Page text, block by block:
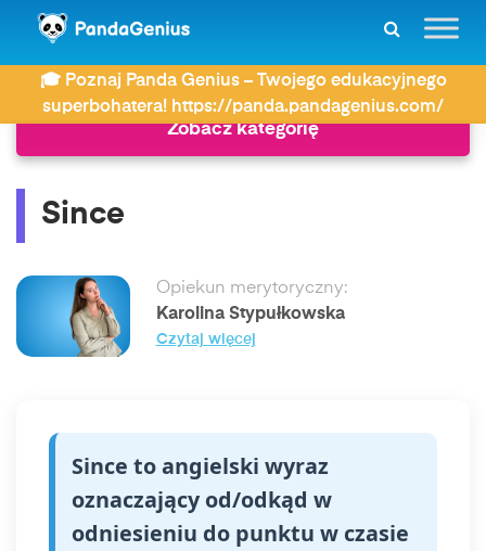
🎓 Poznaj Panda Genius – Twojego edukacyjnego
superbohatera! https://panda.pandagenius.com/
ZDAY Język angielski Since
Zobacz kategorię
Since
Opiekun merytoryczny:
Karolina Stypułkowska
Czytaj więcej
Since to angielski wyraz
oznaczający od/odkąd w
odniesieniu do punktu w czasie